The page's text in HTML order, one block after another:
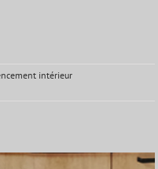
intérieur